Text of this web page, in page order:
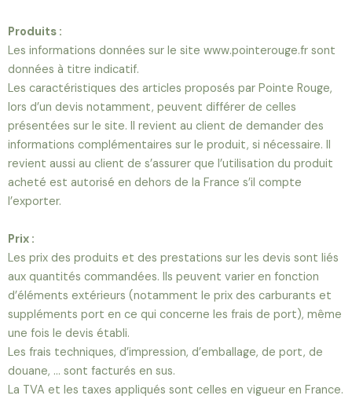
Produits :
Les informations données sur le site www.pointerouge.fr sont
données à titre indicatif.
Les caractéristiques des articles proposés par Pointe Rouge,
lors d’un devis notamment, peuvent différer de celles
présentées sur le site. Il revient au client de demander des
informations complémentaires sur le produit, si nécessaire. Il
revient aussi au client de s’assurer que l’utilisation du produit
acheté est autorisé en dehors de la France s’il compte
l’exporter.
Prix :
Les prix des produits et des prestations sur les devis sont liés
aux quantités commandées. Ils peuvent varier en fonction
d’éléments extérieurs (notamment le prix des carburants et
suppléments port en ce qui concerne les frais de port), même
une fois le devis établi.
Les frais techniques, d’impression, d’emballage, de port, de
douane, … sont facturés en sus.
La TVA et les taxes appliqués sont celles en vigueur en France.